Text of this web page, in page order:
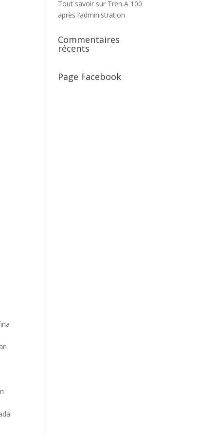
Tout savoir sur Tren A 100
après l’administration
Commentaires
récents
Page Facebook